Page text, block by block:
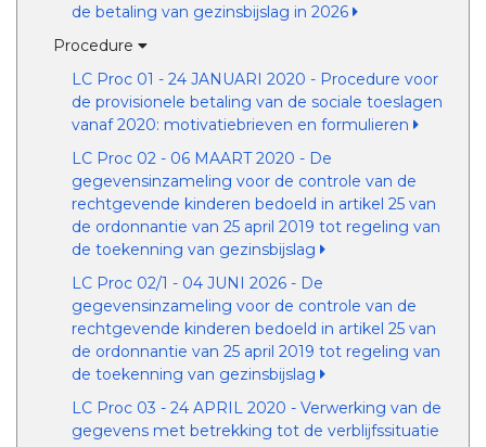
de betaling van gezinsbijslag in 2026
Procedure
LC Proc 01 - 24 JANUARI 2020 - Procedure voor
de provisionele betaling van de sociale toeslagen
vanaf 2020: motivatiebrieven en formulieren
LC Proc 02 - 06 MAART 2020 - De
gegevensinzameling voor de controle van de
rechtgevende kinderen bedoeld in artikel 25 van
de ordonnantie van 25 april 2019 tot regeling van
de toekenning van gezinsbijslag
LC Proc 02/1 - 04 JUNI 2026 - De
gegevensinzameling voor de controle van de
rechtgevende kinderen bedoeld in artikel 25 van
de ordonnantie van 25 april 2019 tot regeling van
de toekenning van gezinsbijslag
LC Proc 03 - 24 APRIL 2020 - Verwerking van de
gegevens met betrekking tot de verblijfssituatie